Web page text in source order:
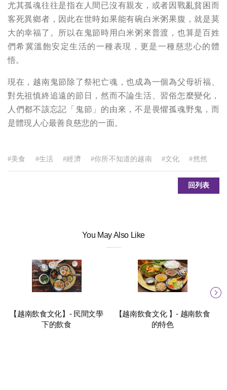
尤其孤魂往往是指在人間已沒有親友，或者因戰亂貧困而
客死異鄉者，因此在世時如果能有碗白米粥果腹，就是莫
大的幸福了。所以在鬼節時用白米粥來普渡，也算是百姓
們希冀溫飽安定生活的一種表現，更是一種慈悲心的體
悟。
現在，越南鬼節除了祭祀亡魂，也成為一個為父母祈福、
對先祖慎終追遠的節日，然而不論生活、習俗怎麼變化，
人們都不該忘記「鬼節」的由來，不是畏懼孤魂野鬼，而
是體現人心最善良慈悲的一面。
#美食 #生活 #經濟 #你所不知道的越南 #文化 #然然
回列表
You May Also Like
【越南飲食文化】- 民間文學
下的飲食
【越南飲食文化 】- 越南飲食
的特色